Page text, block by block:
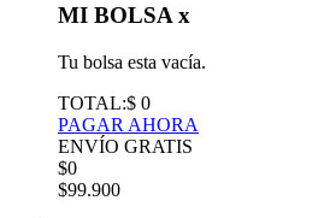
MI BOLSA x
Tu bolsa esta vacía.
TOTAL:$ 0
PAGAR AHORA
ENVÍO GRATIS
$0
$99.900